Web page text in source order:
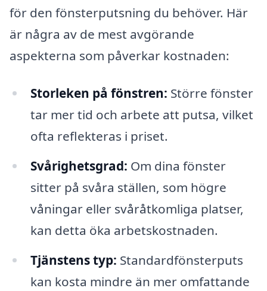
för den fönsterputsning du behöver. Här
är några av de mest avgörande
aspekterna som påverkar kostnaden:
Storleken på fönstren: Större fönster
tar mer tid och arbete att putsa, vilket
ofta reflekteras i priset.
Svårighetsgrad: Om dina fönster
sitter på svåra ställen, som högre
våningar eller svåråtkomliga platser,
kan detta öka arbetskostnaden.
Tjänstens typ: Standardfönsterputs
kan kosta mindre än mer omfattande